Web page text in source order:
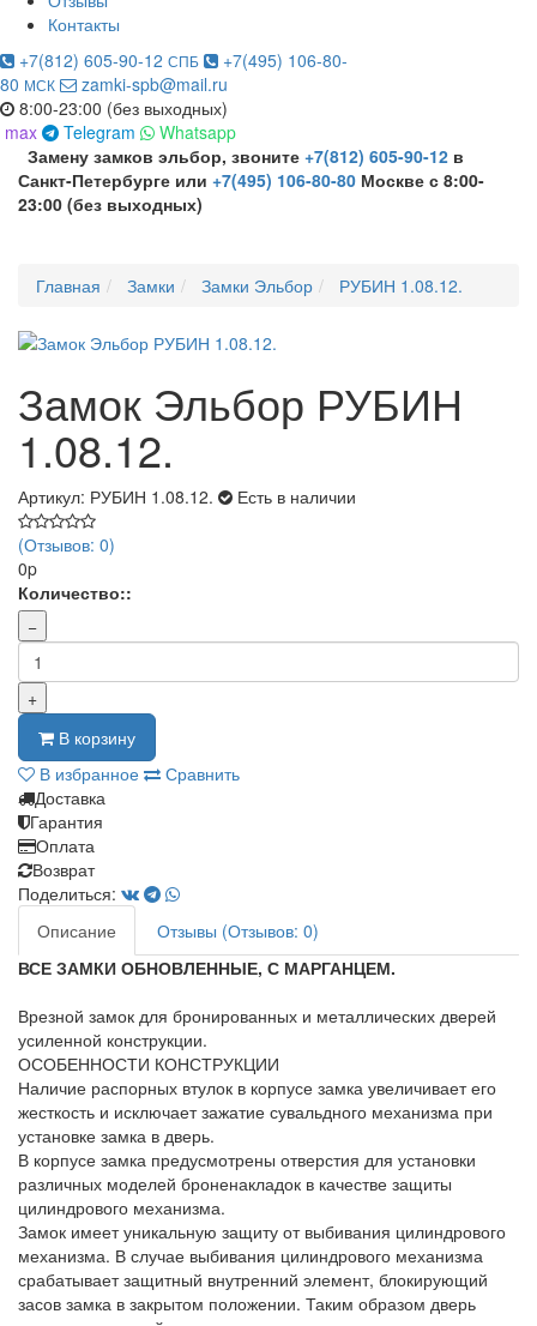
Контакты
+7(812) 605-90-12 СПБ
+7(495) 106-80-
80 МСК
zamki-spb@mail.ru
8:00-23:00 (без выходных)
max
Telegram
Whatsapp
Замену замков эльбор, звоните +7(812) 605-90-12 в
Санкт-Петербурге или +7(495) 106-80-80 Москве с 8:00-
23:00 (без выходных)
Главная Замки Замки Эльбор РУБИН 1.08.12.
Замок Эльбор РУБИН
1.08.12.
Артикул: РУБИН 1.08.12.
Есть в наличии
(Отзывов: 0)
0p
Количество::
−
+
В корзину
В избранное
Сравнить
Доставка
Гарантия
Оплата
Возврат
Поделиться:
Описание
Отзывы (Отзывов: 0)
ВСЕ ЗАМКИ ОБНОВЛЕННЫЕ, С МАРГАНЦЕМ.
Врезной замок для бронированных и металлических дверей
усиленной конструкции.
ОСОБЕННОСТИ КОНСТРУКЦИИ
Наличие распорных втулок в корпусе замка увеличивает его
жесткость и исключает зажатие сувальдного механизма при
установке замка в дверь.
В корпусе замка предусмотрены отверстия для установки
различных моделей броненакладок в качестве защиты
цилиндрового механизма.
Замок имеет уникальную защиту от выбивания цилиндрового
механизма. В случае выбивания цилиндрового механизма
срабатывает защитный внутренний элемент, блокирующий
засов замка в закрытом положении. Таким образом дверь